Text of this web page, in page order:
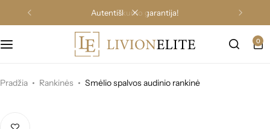
autentiškumo garantija!
0
Pradžia Rankinės Smėlio spalvos audinio rankinė